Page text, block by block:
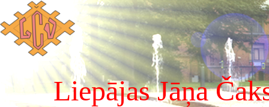
Pāriet uz saturu
Liepājas Jāņa